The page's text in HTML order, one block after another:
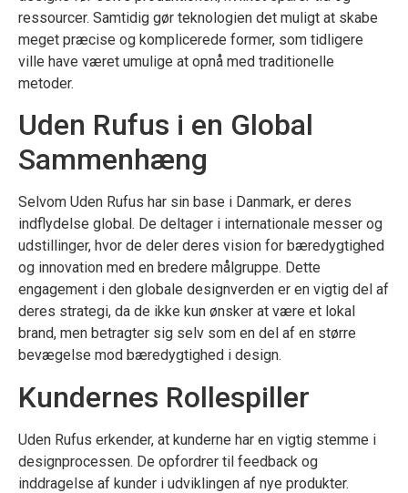
ressourcer. Samtidig gør teknologien det muligt at skabe
meget præcise og komplicerede former, som tidligere
ville have været umulige at opnå med traditionelle
metoder.
Uden Rufus i en Global
Sammenhæng
Selvom Uden Rufus har sin base i Danmark, er deres
indflydelse global. De deltager i internationale messer og
udstillinger, hvor de deler deres vision for bæredygtighed
og innovation med en bredere målgruppe. Dette
engagement i den globale designverden er en vigtig del af
deres strategi, da de ikke kun ønsker at være et lokal
brand, men betragter sig selv som en del af en større
bevægelse mod bæredygtighed i design.
Kundernes Rollespiller
Uden Rufus erkender, at kunderne har en vigtig stemme i
designprocessen. De opfordrer til feedback og
inddragelse af kunder i udviklingen af nye produkter.